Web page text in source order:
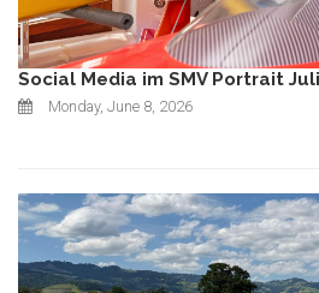
Social Media im SMV Portrait
Monday, June 8, 2026